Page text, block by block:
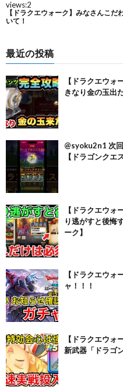
最近の投稿
【ドラクエウ
きなり金の玉出
@syoku2n1 次
【ドラゴンクエ
【ドラクエウォ
り逃がすと後悔
ーク】
【ドラクエウォ
ャ！！！
【ドラクエウォ
新武器「ドラゴ